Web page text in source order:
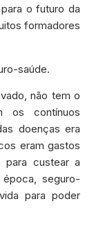
o futuro da
formadores
saúde.
não tem o
os contínuos
doenças era
eram gastos
custear a
seguro-
para poder